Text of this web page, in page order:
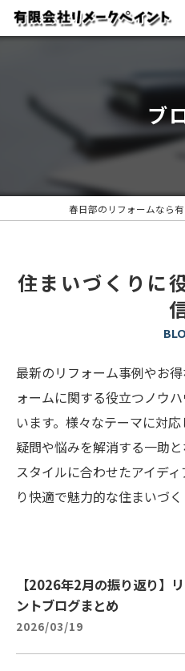
ブ
春日部のリフォームなら
住まいづくりに
最新のリフォーム事例やお
ォームに関する役立つノウ
います。様々なテーマに対
疑問や悩みを解消する一助
スタイルに合わせたアイデ
り快適で魅力的な住まいづ
【2026年2月の振り返り】
ントブログまとめ
2026/03/19